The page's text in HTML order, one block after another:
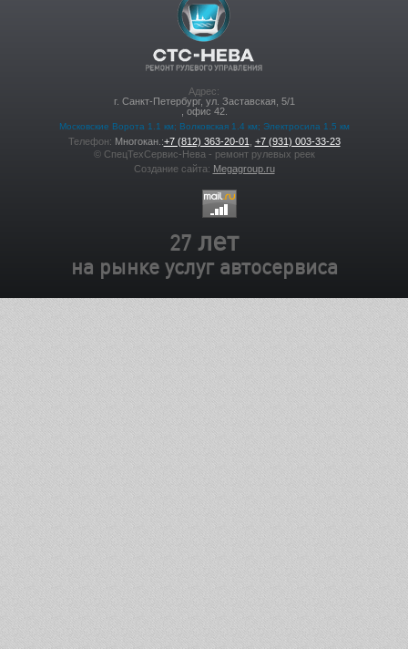
Адрес:
г. Санкт-Петербург, ул. Заставская, 5/1
, офис 42.
Московские Ворота 1.1 км; Волковская 1.4 км; Электросила 1.5 км
Телефон: Многокан.:+7 (812) 363-20-01
+7 (931) 003-33-23
©СпецТехСервис-Нева - ремонт рулевых реек
Создание сайта: Megagroup.ru
27 лет
на рынке услуг автосервиса